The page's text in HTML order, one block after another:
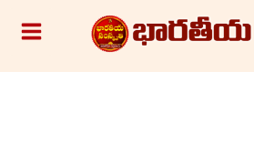
e
a